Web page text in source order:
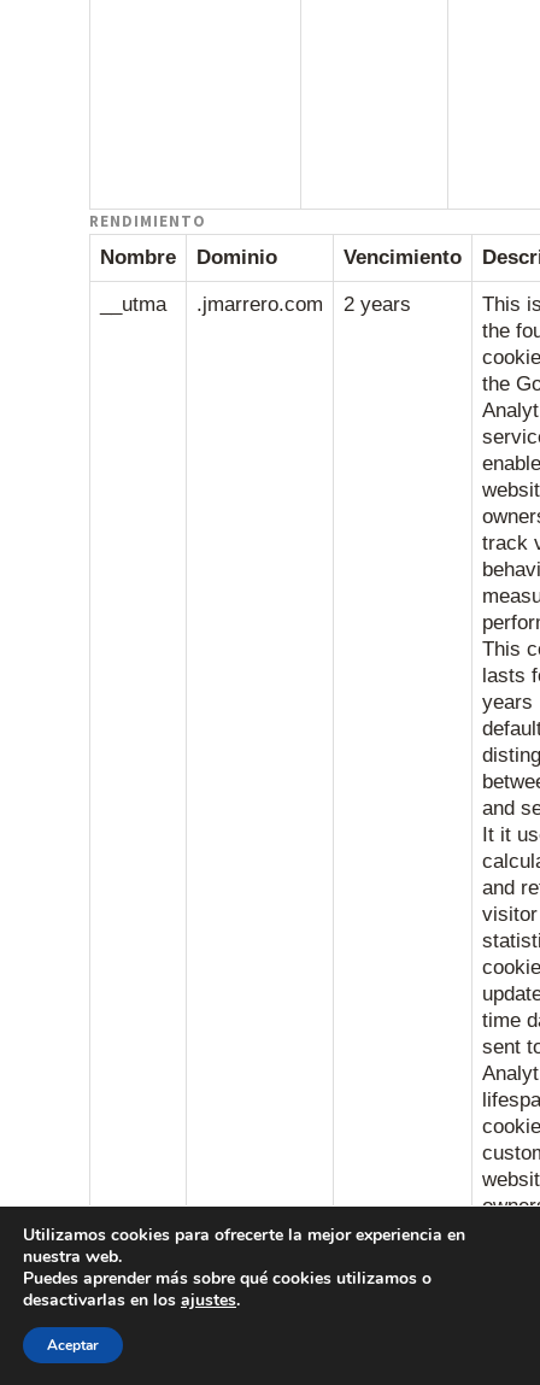
RENDIMIENTO
Nombre Dominio Vencimiento
__utma .jmarrero.com 2 years
This
the
the
track
This
lasts
years
and
It it
and
visitor
time
sent
__utmc
Utilizamos cookies para ofrecerte la mejor experiencia en
nuestra web.
Puedes aprender más sobre qué cookies utilizamos o
desactivarlas en los ajustes.
Aceptar